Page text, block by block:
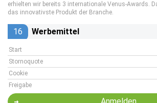
erhielten wir bereits 3 internationale Venus-Awards.
das innovativste Produkt der Branche.
16 Werbemittel
Start
Stornoquote
Cookie
Freigabe